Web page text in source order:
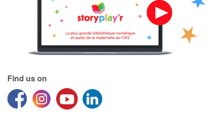
Festivals and events
Love and friendship
Emotions and feelings
Formats and illustrations
Find us on